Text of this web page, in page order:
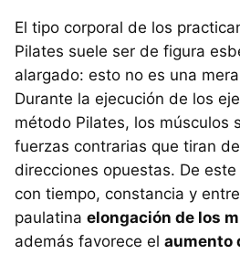
El tipo corporal de los
Pilates suele ser de figura
alargado: esto no es una
Durante la ejecución de los
método Pilates, los músculos
fuerzas contrarias que tiran
direcciones opuestas. De
con tiempo, constancia y
paulatina elongación de los
además favorece el aumento